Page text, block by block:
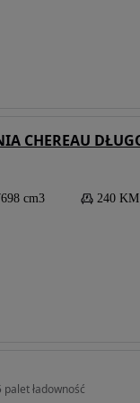
cm3 240 KM
ładowność